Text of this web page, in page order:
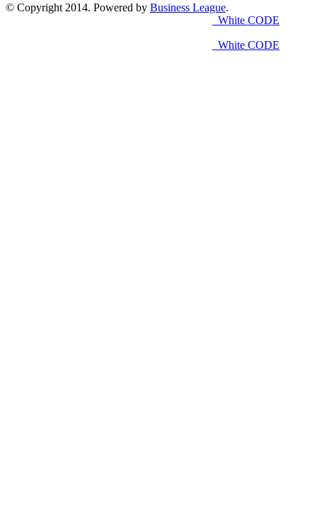
© Copyright 2014. Powered by Business League.
White CODE
White CODE